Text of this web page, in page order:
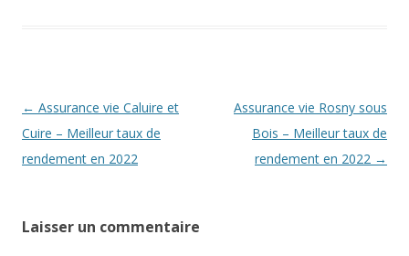
Navigation
des
articles
← Assurance vie Caluire et
Cuire – Meilleur taux de
rendement en 2022
Assurance vie Rosny sous
Bois – Meilleur taux de
rendement en 2022 →
Laisser un commentaire